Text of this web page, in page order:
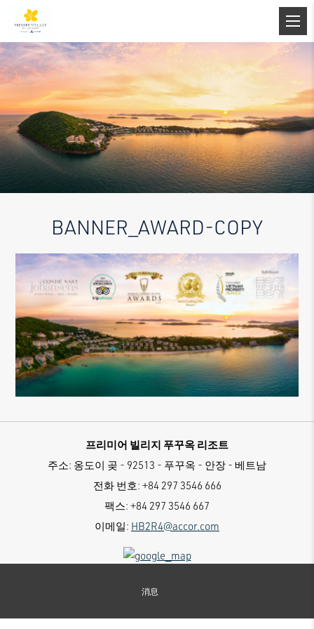
BANNER_AWARD-COPY
프리미어 빌리지 푸꾸옥 리조트
주소: 옹도이 곶 - 92513 - 푸꾸옥 - 안장 - 베트남
전화 번호: +84 297 3546 666
팩스: +84 297 3546 667
이메일: HB2R4@accor.com
消息